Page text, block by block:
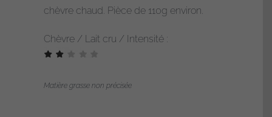
sec
chèvre chaud. Pièce de 110g environ.
Chèvre / Lait cru / Intensité :
Matière grasse non précisée